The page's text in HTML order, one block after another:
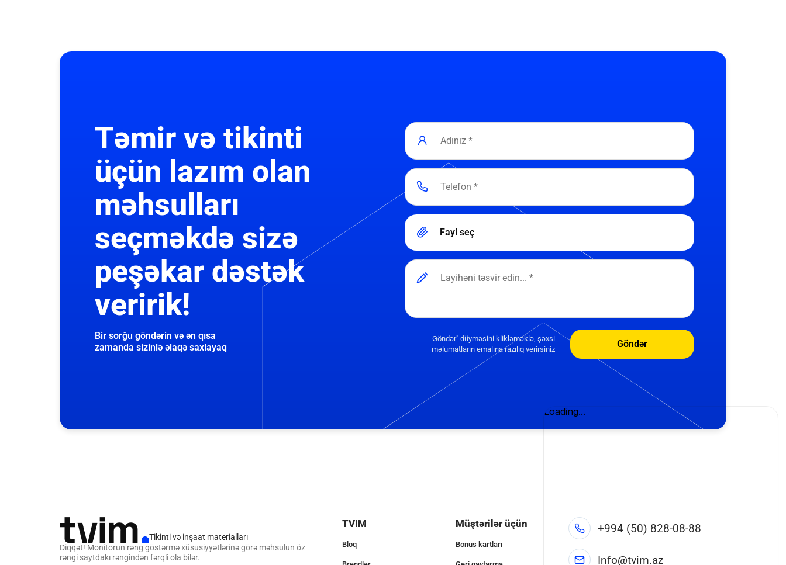
Təmir və tikinti
üçün lazım olan
məhsulları
seçməkdə sizə
peşəkar dəstək
veririk!
Bir sorğu göndərin və ən qısa
zamanda sizinlə əlaqə saxlayaq
Fayl seç
Göndər" düyməsini klikləməklə, şəxsi
məlumatların emalına razılıq verirsiniz
Göndər
Tikinti və inşaat materialları
Diqqət! Monitorun rəng göstərmə xüsusiyyətlərinə görə məhsulun öz
rəngi saytdakı rəngindən fərqli ola bilər.
TVIM
Bloq
Müştərilər üçün
Bonus kartları
+994 (50) 828-08-88
Info@tvim.az